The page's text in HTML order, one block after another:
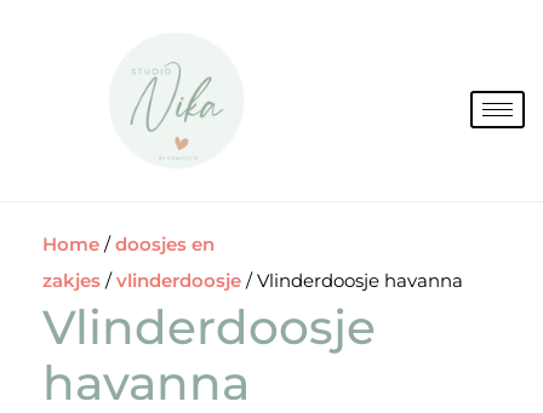
Home /doosjes en
zakjes /vlinderdoosje / Vlinderdoosje havanna
Vlinderdoosje
havanna